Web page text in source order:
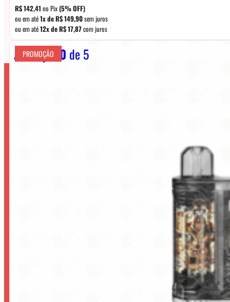
original
era:
R$ 169,90.
é:
R$ 149,90.
R$142,41 no Pix(5% OFF)
ou em até1x deR$149,90sem juros
ou em até12x deR$17,87com juros
Avaliação 0 de 5
PROMOÇÃO